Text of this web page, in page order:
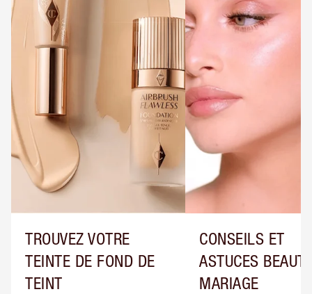
TROUVEZ VOTRE
TEINTE DE FOND DE
TEINT
CONSEILS ET
ASTUCES
MARIAGE